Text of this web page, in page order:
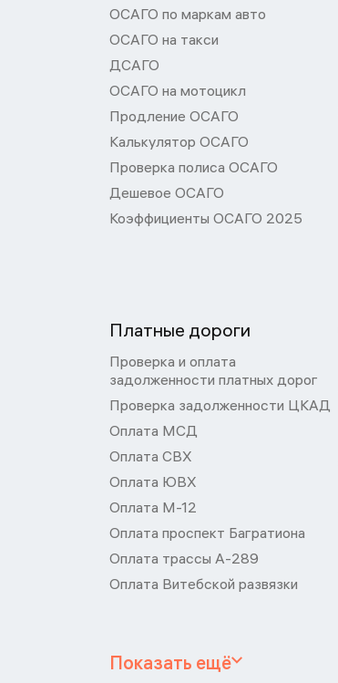
ОСАГО по маркам авто
ОСАГО на такси
ДСАГО
ОСАГО на мотоцикл
Продление ОСАГО
Калькулятор ОСАГО
Проверка полиса ОСАГО
Дешевое ОСАГО
Коэффициенты ОСАГО 2025
Платные дороги
Проверка и оплата
задолженности платных дорог
Проверка задолженности ЦКАД
Оплата МСД
Оплата СВХ
Оплата ЮВХ
Оплата М-12
Оплата проспект Багратиона
Оплата трассы А-289
Оплата Витебской развязки
Показать ещё